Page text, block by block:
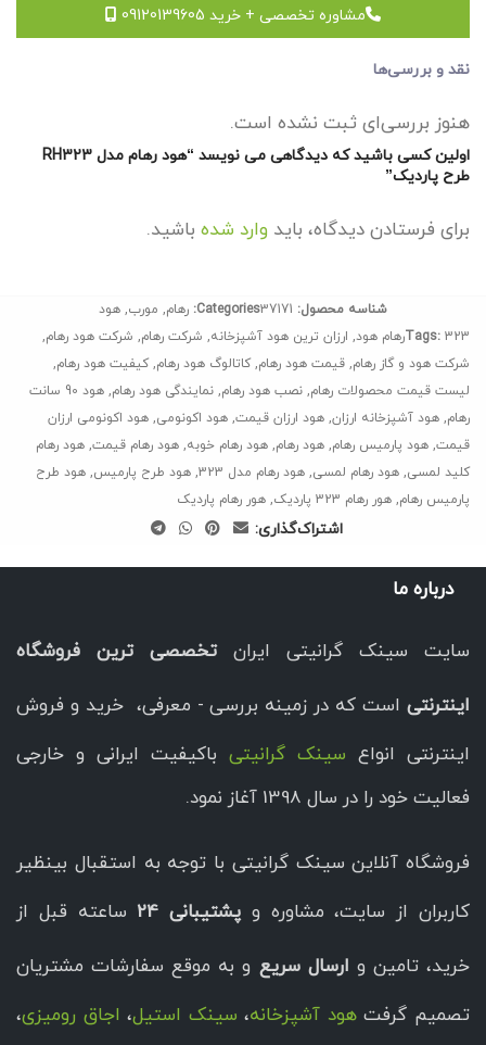
مشاوره تخصصی + خرید 09120139605
نقد و بررسی‌ها
هنوز بررسی‌ای ثبت نشده است.
اولین کسی باشید که دیدگاهی می نویسد “هود رهام مدل RH323
طرح پاردیک”
برای فرستادن دیدگاه، باید وارد شده باشید.
شناسه محصول: 37171
Categories: رهام, مورب, هود
Tags: 323رهام هود , ارزان ترین هود آشپزخانه, شرکت رهام, شرکت هود رهام,
شرکت هود و گاز رهام, قیمت هود رهام, کاتالوگ هود رهام, کیفیت هود رهام,
لیست قیمت محصولات رهام, نصب هود رهام, نمایندگی هود رهام,
هود 90 سانت
رهام, هود آشپزخانه ارزان, هود ارزان قیمت, هود اکونومی, هود اکونومی ارزان
قیمت, هود پارمیس رهام, هود رهام, هود رهام خوبه, هود رهام قیمت, هود رهام
کلید لمسی, هود رهام لمسی, هود رهام مدل 323 , هود طرح پارمیس, هود طرح
پارمیس رهام, هور رهام 323 پاردیک , هور رهام پاردیک
اشتراک‌گذاری:
درباره ما
سایت سینک گرانیتی ایرانتخصصی ترین فروشگاه
اینترنتی است که در زمینه بررسی - معرفی، خرید و فروش
اینترنتی انواع سینک گرانیتی باکیفیت ایرانی و خارجی
فعالیت خود را در سال 1398 آغاز نمود.
فروشگاه آنلاین سینک گرانیتی با توجه به استقبال بینظیر
کاربران از سایت، مشاوره وپشتیبانی 24 ساعته قبل از
خرید، تامین و ارسال سریع و به موقع سفارشات مشتریان
تصمیم گرفتهود آشپزخانه، سینک استیل، اجاق رومیزی،